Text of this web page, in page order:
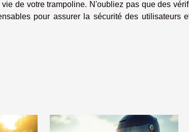
de votre trampoline. N'oubliez pas que des
pour assurer la sécurité des utilisateurs